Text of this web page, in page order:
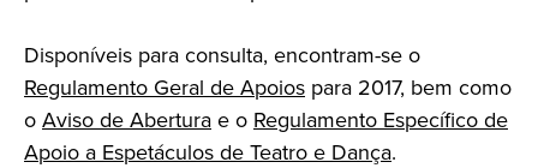
Disponíveis para consulta, encontram-se o
Regulamento Geral de Apoios para 2017, bem como
o Aviso de Abertura e o Regulamento Específico de
Apoio a Espetáculos de Teatro e Dança.